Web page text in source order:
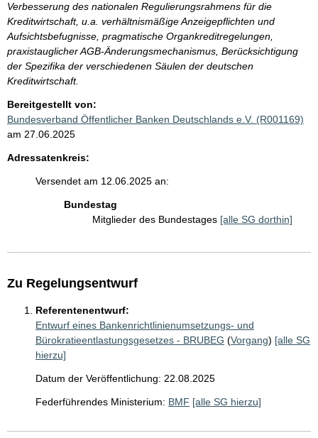
Verbesserung des nationalen Regulierungsrahmens für die
Kreditwirtschaft, u.a. verhältnismäßige Anzeigepflichten und
Aufsichtsbefugnisse, pragmatische Organkreditregelungen,
praxistauglicher AGB-Änderungsmechanismus, Berücksichtigung
der Spezifika der verschiedenen Säulen der deutschen
Kreditwirtschaft.
Bereitgestellt von:
Bundesverband Öffentlicher Banken Deutschlands e.V. (R001169)
am 27.06.2025
Adressatenkreis:
Versendet am 12.06.2025 an:
Bundestag
Mitglieder des Bundestages [alle SG dorthin]
Zu Regelungsentwurf
Referentenentwurf:
Entwurf eines Bankenrichtlinienumsetzungs- und
Bürokratieentlastungsgesetzes - BRUBEG (Vorgang) [alle SG
hierzu]
Datum der Veröffentlichung: 22.08.2025
Federführendes Ministerium: BMF [alle SG hierzu]